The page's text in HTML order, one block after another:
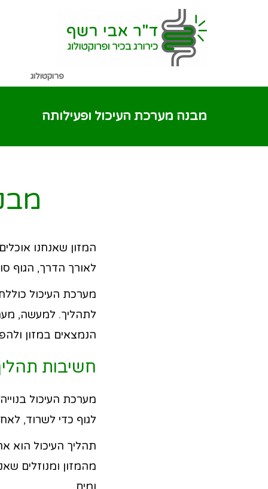
פרוקטולוג
מבנה מערכת העיכול ופעילותה
המזון שאנחנו
לאורך הדרך, הגוף
מערכת העיכול
לתהליך. למעשה,
הנמצאים במזון
חשיבות
מערכת העיכול
לגוף כדי לשרוד,
תהליך העיכול הוא
מהמזון ומנוזלים